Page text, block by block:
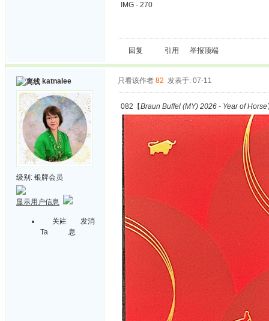
IMG - 270
回复 引用 举报顶端
katnalee
级别: 银牌会员
显示用户信息
关注
Ta
发消
息
只看该作者 82 发表于: 07-11
082【Braun Buffel (MY) 2026 - Year of Horse